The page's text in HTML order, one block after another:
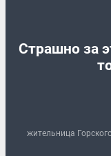
Страшно за
жительница